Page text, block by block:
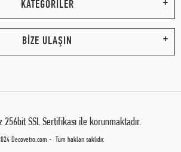
KATEGORİLER
BİZE ULAŞIN
256bit SSL Sertifikası ile korunmaktadır.
Decovetro.com - Tüm hakları saklıdır.